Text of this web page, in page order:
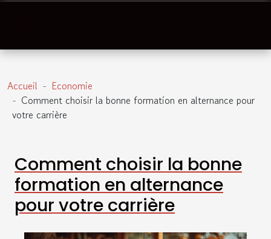
Accueil
Economie
Comment choisir la bonne formation en alternance pour
votre carrière
Comment choisir la bonne
formation en alternance
pour votre carrière